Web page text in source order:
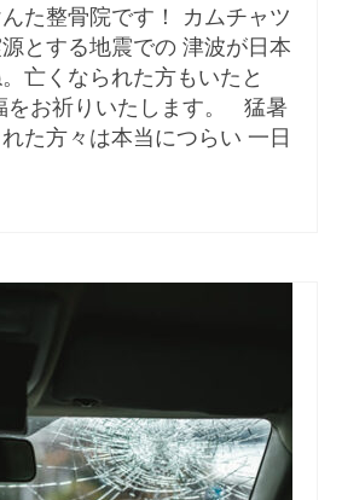
た整骨院です！ カムチャツ
とする地震での 津波が日本
亡くなられた方もいたと
をお祈りいたします。 猛暑
た方々は本当につらい 一日